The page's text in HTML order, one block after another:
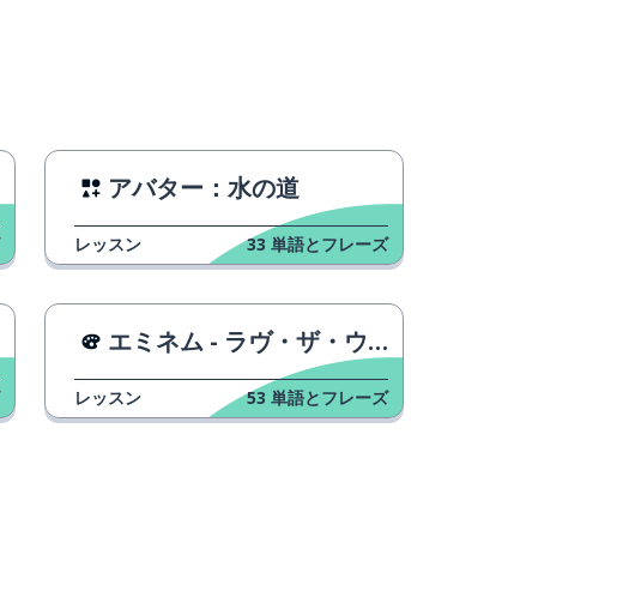
アバター：水の道
レッスン 33 単語とフレーズ
エミネム - ラヴ・ザ・ウェイ・ユー・ライ ft. リアーナ
レッスン 53 単語とフレーズ